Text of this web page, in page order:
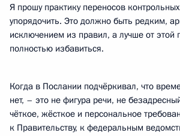
Я прошу практику переносов
упорядочить. Это должно быть редким,
исключением из правил, а лучше от
полностью избавиться.
Когда в Послании подчёркивал, что
нет, – это не фигура речи, не
чёткое, жёсткое и персональное
к Правительству, к федеральным